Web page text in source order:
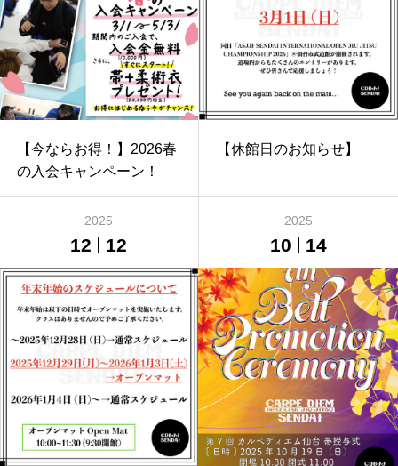
【今ならお得！】2026春
の入会キャンペーン！
【休館日のお知らせ】
2025
12 12
2025
10 14